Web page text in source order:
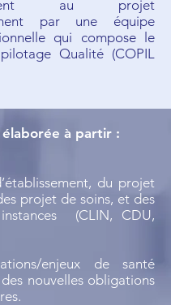
au projet
par une équipe
qui compose le
Qualité (COPIL
élaborée à partir :
du projet
projet de soins, et des
(CLIN, CDU,
enjeux de santé
nouvelles obligations